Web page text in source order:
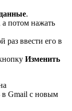
.
а потом нажать
раз ввести его в
Изменить
в Gmail с новым